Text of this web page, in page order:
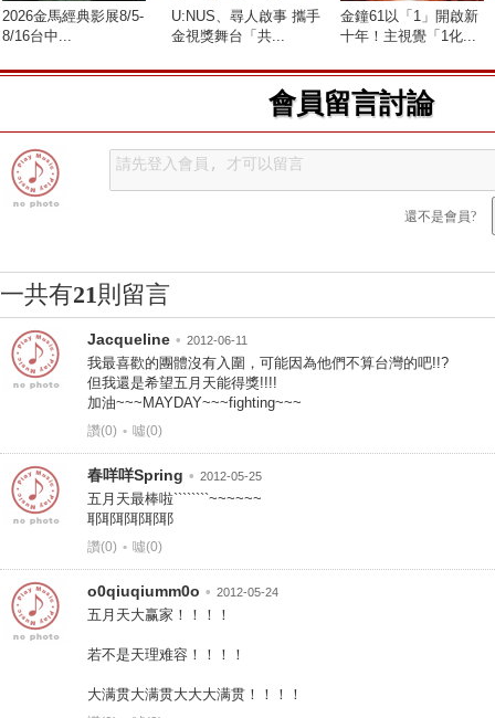
2026金馬經典影展8/5-
8/16台中...
U:NUS、尋人啟事 攜手
金視獎舞台「共...
金鐘61以「1」開啟新
十年！主視覺「1化...
會員留言討論
還不是會員?
一共有21則留言
Jacqueline • 2012-06-11
我最喜歡的團體沒有入圍，可能因為他們不算台灣的吧!!?
但我還是希望五月天能得獎!!!!
加油~~~MAYDAY~~~fighting~~~
讚(0) • 噓(0)
春咩咩Spring • 2012-05-25
五月天最棒啦````````~~~~~~
耶耶耶耶耶耶
讚(0) • 噓(0)
o0qiuqiumm0o • 2012-05-24
五月天大赢家！！！！
若不是天理难容！！！！
大满贯大满贯大大大满贯！！！！